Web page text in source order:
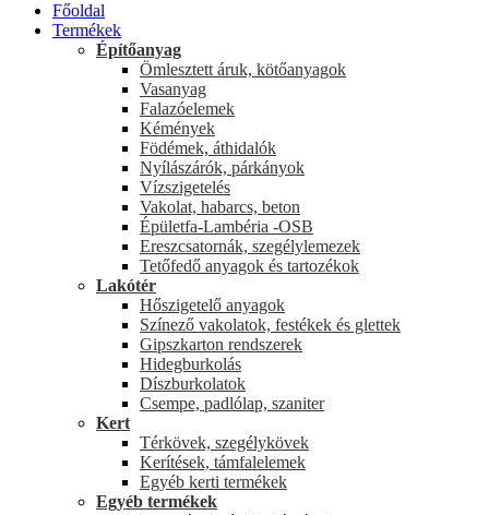
Főoldal
Termékek
Építőanyag
Ömlesztett áruk, kötőanyagok
Vasanyag
Falazóelemek
Kémények
Födémek, áthidalók
Nyílászárók, párkányok
Vízszigetelés
Vakolat, habarcs, beton
Épületfa-Lambéria -OSB
Ereszcsatornák, szegélylemezek
Tetőfedő anyagok és tartozékok
Lakótér
Hőszigetelő anyagok
Színező vakolatok, festékek és glettek
Gipszkarton rendszerek
Hidegburkolás
Díszburkolatok
Csempe, padlólap, szaniter
Kert
Térkövek, szegélykövek
Kerítések, támfalelemek
Egyéb kerti termékek
Egyéb termékek